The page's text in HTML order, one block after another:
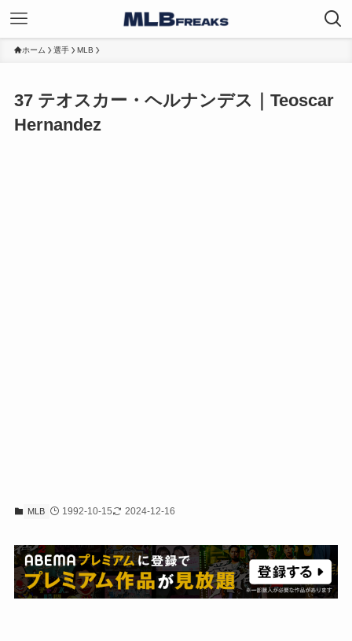
ホーム 選手 MLB
37テオスカー・ヘルナンデス｜Teoscar
Hernandez
MLB 1992-10-15 2024-12-16